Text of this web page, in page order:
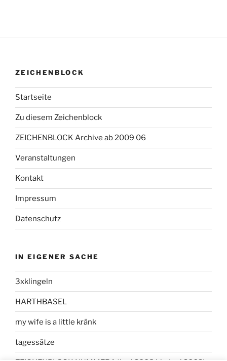
ZEICHENBLOCK
Startseite
Zu diesem Zeichenblock
ZEICHENBLOCK Archive ab 2009 06
Veranstaltungen
Kontakt
Impressum
Datenschutz
IN EIGENER SACHE
3xklingeln
HARTHBASEL
my wife is a little kränk
tagessätze